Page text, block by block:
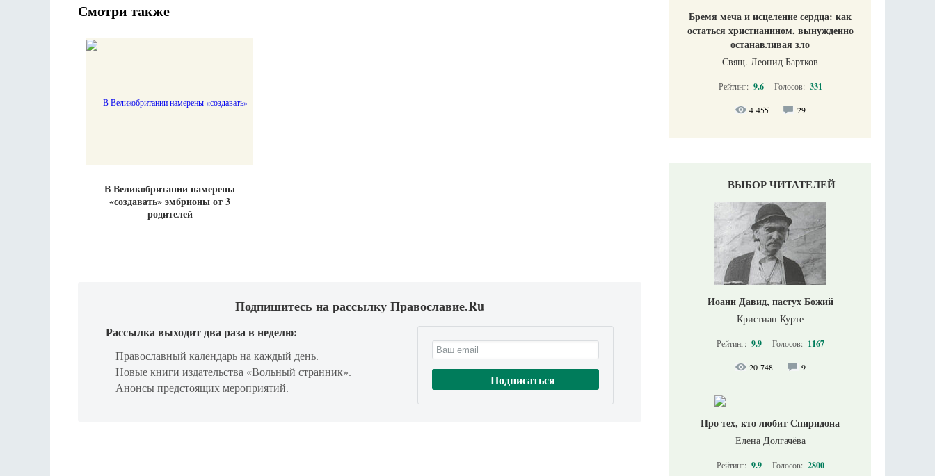
Смотри также
В Великобритании намерены
«создавать» эмбрионы от 3
родителей
Подпишитесь на рассылку Православие.Ru
Рассылка выходит два раза в неделю:
Православный календарь на каждый день.
Новые книги издательства «Вольный странник».
Анонсы предстоящих мероприятий.
Бремя меча и исцеление сердца: как
остаться христианином, вынужденно
останавливая зло
Свящ. Леонид Бартков
Рейтинг: 9.6 Голосов: 331
4 455 29
ВЫБОР ЧИТАТЕЛЕЙ
Иоанн Давид, пастух Божий
Кристиан Курте
Рейтинг: 9.9 Голосов: 1167
20 748 9
Про тех, кто любит Спиридона
Елена Долгачёва
Рейтинг: 9.9 Голосов: 2800